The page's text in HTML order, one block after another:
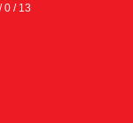
0 / 13